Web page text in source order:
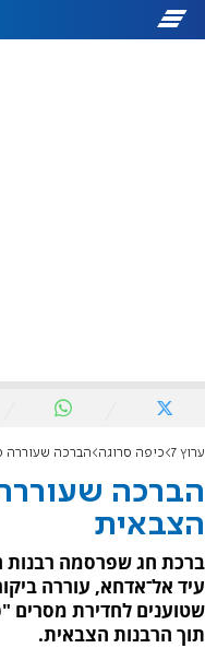
ערוץ 7 כיפה סרוגה הברכה שעוררה
הברכה
הצבאית
ברכת חג שפרסמה רבנות
עיד אל־אדחא, עוררה
שטוענים לחדירת מסרים
תוך הרבנות הצבאית.